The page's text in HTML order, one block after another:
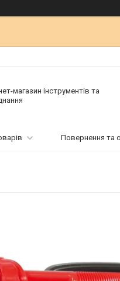
магазин інструментів та
Повернення та